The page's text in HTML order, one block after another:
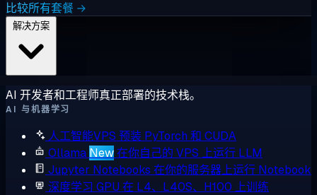
比较所有套餐 →
AI 开发者和工程师真正部署的技术栈。
AI 与机器学习
人工智能VPS 预装 PyTorch 和 CUDA
Ollama New在你自己的 VPS 上运行 LLM
Jupyter Notebooks 在你的服务器上运行 Notebook
深度学习 GPU 在 L4、L40S、H100 上训练